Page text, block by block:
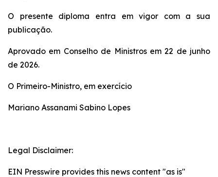
O presente diploma entra em vigor com a sua
publicação.
Aprovado em Conselho de Ministros em 22 de junho
de 2026.
O Primeiro-Ministro, em exercício
Mariano Assanami Sabino Lopes
Legal Disclaimer:
EIN Presswire provides this news content "as is"